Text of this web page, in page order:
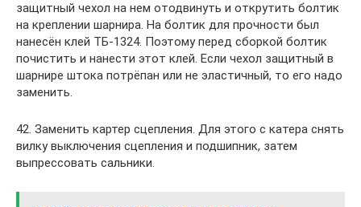
защитный чехол на нем отодвинуть и открутить болтик
на креплении шарнира. На болтик для прочности был
нанесён клей ТБ-1324. Поэтому перед сборкой болтик
почистить и нанести этот клей. Если чехол защитный в
шарнире штока потрёпан или не эластичный, то его надо
заменить.
42. Заменить картер сцепления. Для этого с катера снять
вилку выключения сцепления и подшипник, затем
выпрессовать сальники.